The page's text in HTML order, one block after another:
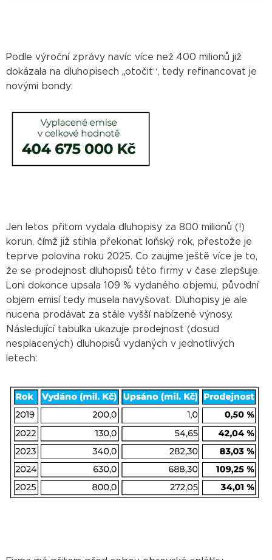
Podle výroční zprávy navíc více než 400 milionů již
dokázala na dluhopisech „otočit“, tedy refinancovat je
novými bondy:
Jen letos přitom vydala dluhopisy za 800 milionů (!)
korun, čímž již stihla překonat loňský rok, přestože je
teprve polovina roku 2025. Co zaujme ještě více je to,
že se prodejnost dluhopisů této firmy v čase zlepšuje.
Loni dokonce upsala 109 % vydaného objemu, původní
objem emisí tedy musela navyšovat. Dluhopisy je ale
nucena prodávat za stále vyšší nabízené výnosy.
Následující tabulka ukazuje prodejnost (dosud
nesplacených) dluhopisů vydaných v jednotlivých
letech: